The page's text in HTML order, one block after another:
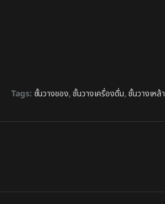
Tags: ชั้นวางของ,ชั้นวางเครื่องดื่ม,ชั้นวางเหล้า